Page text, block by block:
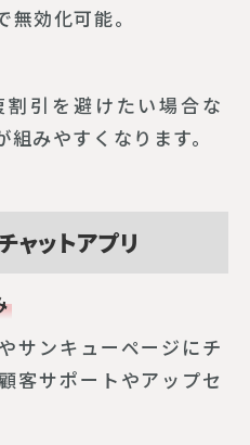
効化可能。
引を避けたい場合な
組みやすくなります。
ャットアプリ
サンキューページにチ
客サポートやアップセ